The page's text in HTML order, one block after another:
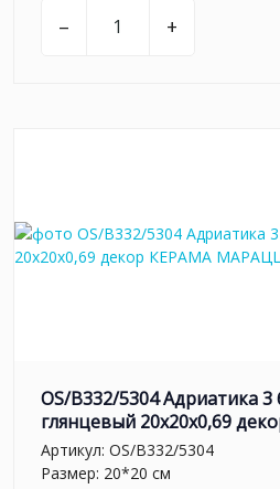
– +
OS/B332/5304 Адриатика
глянцевый 20x20x0,69
Артикул: OS/B332/5304
Размер: 20*20 см